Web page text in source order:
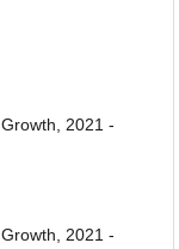
2021 -
2021 -